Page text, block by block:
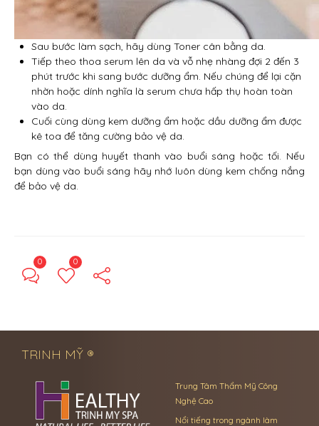
Sau bước làm sạch, hãy dùng Toner cân bằng da.
Tiếp theo thoa serum lên da và vỗ nhẹ nhàng đợi 2 đến 3
phút trước khi sang bước dưỡng ẩm. Nếu chúng để lại cặn
nhờn hoặc dính nghĩa là serum chưa hấp thụ hoàn toàn
vào da.
Cuối cùng dùng kem dưỡng ẩm hoặc dầu dưỡng ẩm được
kê toa để tăng cường bảo vệ da.
Bạn có thể dùng huyết thanh vào buổi sáng hoặc tối. Nếu
bạn dùng vào buổi sáng hãy nhớ luôn dùng kem chống nắng
để bảo vệ da.
0 0
TRINH MỸ ®
Trung Tâm Thẩm Mỹ Công
Nghệ Cao
Nổi tiếng trong ngành làm